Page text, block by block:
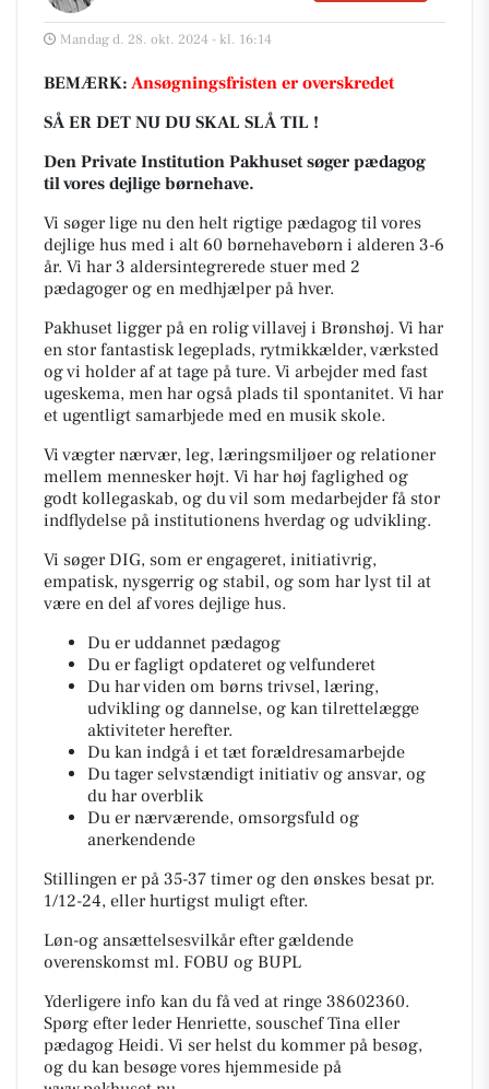
Mandag d. 28. okt. 2024 - kl. 16:14
BEMÆRK: Ansøgningsfristen er overskredet
SÅ ER DET NU DU SKAL SLÅ TIL !
Den Private Institution Pakhuset søger pædagog
til vores dejlige børnehave.
Vi søger lige nu den helt rigtige pædagog til vores
dejlige hus med i alt 60 børnehavebørn i alderen 3-6
år. Vi har 3 aldersintegrerede stuer med 2
pædagoger og en medhjælper på hver.
Pakhuset ligger på en rolig villavej i Brønshøj. Vi har
en stor fantastisk legeplads, rytmikkælder, værksted
og vi holder af at tage på ture. Vi arbejder med fast
ugeskema, men har også plads til spontanitet. Vi har
et ugentligt samarbjede med en musik skole.
Vi vægter nærvær, leg, læringsmiljøer og relationer
mellem mennesker højt. Vi har høj faglighed og
godt kollegaskab, og du vil som medarbejder få stor
indflydelse på institutionens hverdag og udvikling.
Vi søger DIG, som er engageret, initiativrig,
empatisk, nysgerrig og stabil, og som har lyst til at
være en del af vores dejlige hus.
Du er uddannet pædagog
Du er fagligt opdateret og velfunderet
Du har viden om børns trivsel, læring,
udvikling og dannelse, og kan tilrettelægge
aktiviteter herefter.
Du kan indgå i et tæt forældresamarbejde
Du tager selvstændigt initiativ og ansvar, og
du har overblik
Du er nærværende, omsorgsfuld og
anerkendende
Stillingen er på 35-37 timer og den ønskes besat pr.
1/12-24, eller hurtigst muligt efter.
Løn-og ansættelsesvilkår efter gældende
overenskomst ml. FOBU og BUPL
Yderligere info kan du få ved at ringe 38602360.
Spørg efter leder Henriette, souschef Tina eller
pædagog Heidi. Vi ser helst du kommer på besøg,
og du kan besøge vores hjemmeside på